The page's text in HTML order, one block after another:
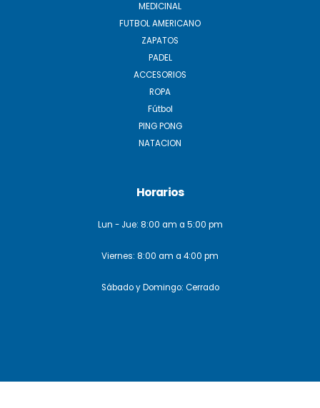
MEDICINAL
FUTBOL AMERICANO
ZAPATOS
PADEL
ACCESORIOS
ROPA
Fútbol
PING PONG
NATACION
Horarios
Lun - Jue: 8:00 am a 5:00 pm
Viernes: 8:00 am a 4:00 pm
Sábado y Domingo: Cerrado